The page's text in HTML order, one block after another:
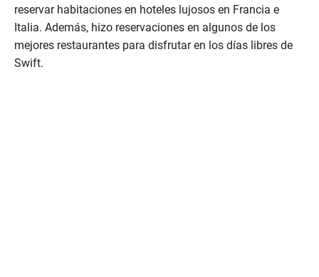
reservar habitaciones en hoteles lujosos en Francia e
Italia. Además, hizo reservaciones en algunos de los
mejores restaurantes para disfrutar en los días libres de
Swift.